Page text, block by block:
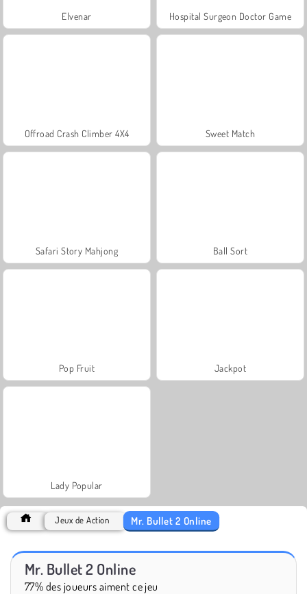
Elvenar Hospital Surgeon Doctor Game
Offroad Crash Climber 4X4 Sweet Match
Safari Story Mahjong Ball Sort
Pop Fruit Jackpot
Lady Popular
Jeux de Action Mr. Bullet 2 Online
Mr. Bullet 2 Online
77% des joueurs aiment ce jeu